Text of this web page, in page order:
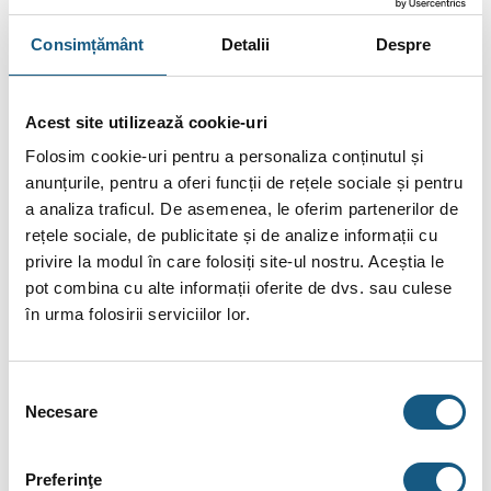
Consimțământ Detalii Despre
Acest site utilizează cookie-uri
Folosim cookie-uri pentru a personaliza conținutul și
anunțurile, pentru a oferi funcții de rețele sociale și pentru
a analiza traficul. De asemenea, le oferim partenerilor de
rețele sociale, de publicitate și de analize informații cu
privire la modul în care folosiți site-ul nostru. Aceștia le
pot combina cu alte informații oferite de dvs. sau culese
în urma folosirii serviciilor lor.
consimțământului
Necesare
Preferinţe
până la S 33 cu consolă cu colier, cu fixare pe perete
de la model S 50 cu picioare de sprijin
Caracteristici tehnice
Pentru sisteme solare, sisteme de incalzire si sisteme de
apa racita
Cu racorduri filetate
Pâna la 33 litri cu coliere, de la 50 litri cu picioare reglabile
Permit adaugarea de antigel in procent de 25÷50%
Temperatura de operare permisa 70°C
Presiune 2014/68/EU